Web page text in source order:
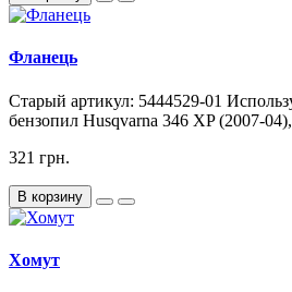
Фланець
Старый артикул: 5444529-01
бензопил Husqvarna 346 XP (2007-
321 грн.
В корзину
Хомут